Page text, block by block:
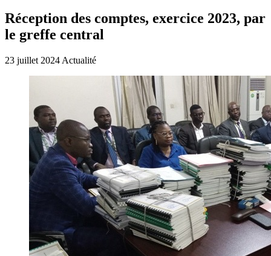
Réception des comptes, exercice 2023, par
le greffe central
23 juillet 2024 Actualité